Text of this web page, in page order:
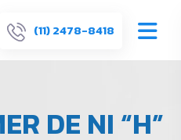
(11) 2478-8418
DE NI “H”